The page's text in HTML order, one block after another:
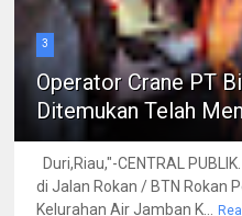
3
Operator Crane PT
Ditemukan Telah
Duri,Riau,"-CENTRAL
di Jalan Rokan / BTN Rokan
Kelurahan Air Jamban K...